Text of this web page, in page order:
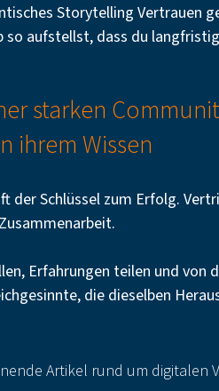
Storytelling
so aufstellst, dass du
starken
ihrem Wissen
der Schlüssel zum Erfolg.
Erfahrungen teilen und von
die dieselben
Artikel rund um digitalen